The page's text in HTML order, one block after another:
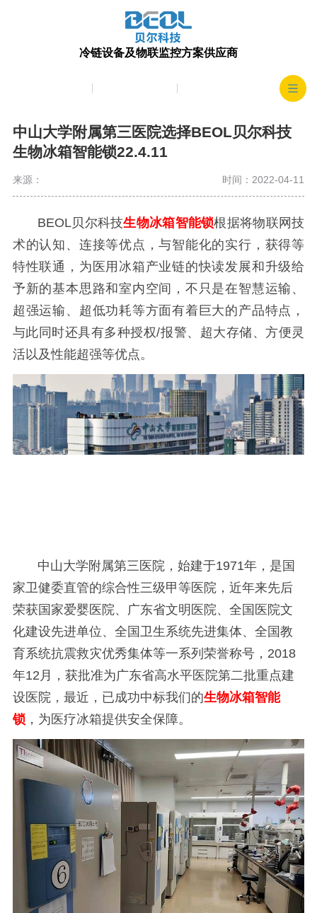
冷链设备及物联监控方案供应商
中山大学附属第三医院选择BEOL贝尔科技
生物冰箱智能锁22.4.11
来源： 时间：2022-04-11
BEOL贝尔科技生物冰箱智能锁根据将物联网技
术的认知、连接等优点，与智能化的实行，获得等
特性联通，为医用冰箱产业链的快读发展和升级给
予新的基本思路和室内空间，不只是在智慧运输、
超强运输、超低功耗等方面有着巨大的产品特点，
与此同时还具有多种授权/报警、超大存储、方便灵
活以及性能超强等优点。
中山大学附属第三医院，始建于1971年，是国
家卫健委直管的综合性三级甲等医院，近年来先后
荣获国家爱婴医院、广东省文明医院、全国医院文
化建设先进单位、全国卫生系统先进集体、全国教
育系统抗震救灾优秀集体等一系列荣誉称号，2018
年12月，获批准为广东省高水平医院第二批重点建
设医院，最近，已成功中标我们的生物冰箱智能
锁 ，为医疗冰箱提供安全保障。